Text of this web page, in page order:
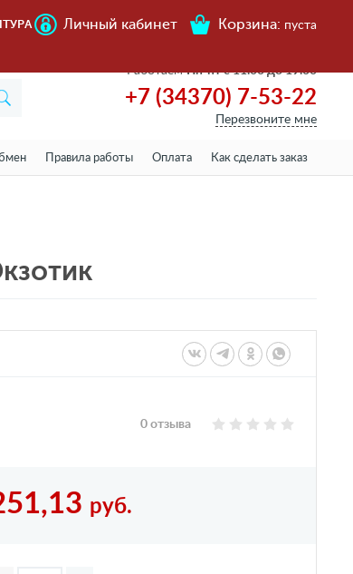
Личный кабинет Корзина: пуста
РаботаемПн-пт с 11.00 до 19.00
+7 (34370) 7-53-22
Перезвоните мне
Правила работы Оплата Как сделать заказ
0 отзыва
руб.